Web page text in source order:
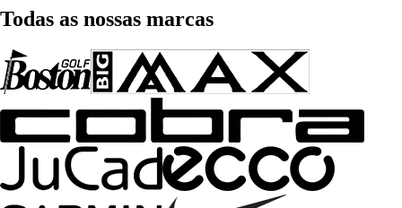
Todas as nossas marcas